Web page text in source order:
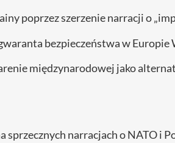
poprzez szerzenie narracji o
bezpieczeństwa w Europie
międzynarodowej jako
sprzecznych narracjach o NATO i